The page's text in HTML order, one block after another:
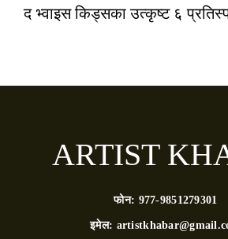
द भ्वाइस किड्सका उत्कृष्ट ६
ARTIST
फोन: 977-9851279301
इमेल: